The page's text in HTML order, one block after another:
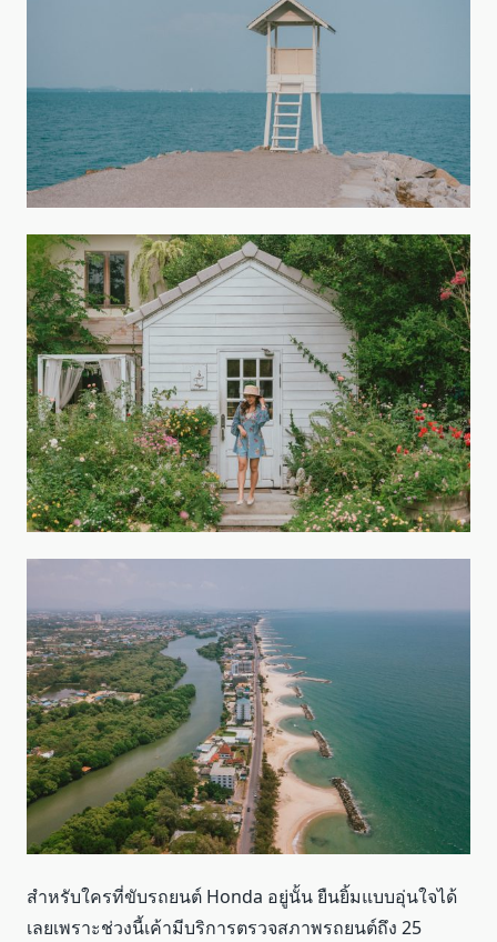
สำหรับใครที่ขับรถยนต์ Honda อยู่นั้น ยืนยิ้มแบบอุ่นใจได้
เลยเพราะช่วงนี้เค้ามีบริการตรวจสภาพรถยนต์ถึง 25